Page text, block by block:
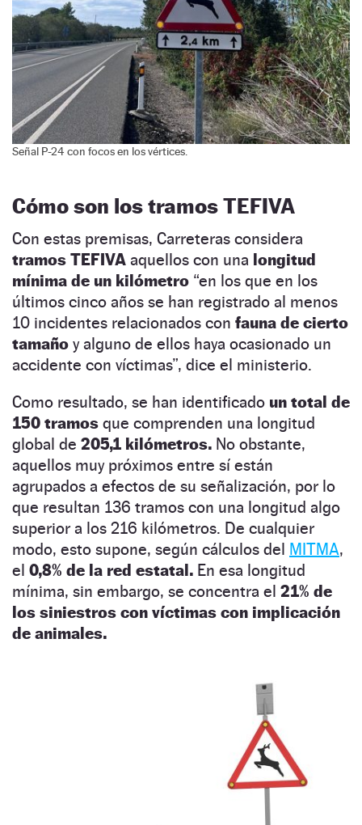
Señal P-24 con focos en los vértices.
Cómo son los tramos TEFIVA
Con estas premisas, Carreteras considera
tramos TEFIVA aquellos con una longitud
mínima de un kilómetro “en los que en los
últimos cinco años se han registrado al menos
10 incidentes relacionados con fauna de cierto
tamaño y alguno de ellos haya ocasionado un
accidente con víctimas”, dice el ministerio.
Como resultado, se han identificado un total de
150 tramos que comprenden una longitud
global de 205,1 kilómetros. No obstante,
aquellos muy próximos entre sí están
agrupados a efectos de su señalización, por lo
que resultan 136 tramos con una longitud algo
superior a los 216 kilómetros. De cualquier
modo, esto supone, según cálculos del MITMA,
el 0,8% de la red estatal. En esa longitud
mínima, sin embargo, se concentra el 21% de
los siniestros con víctimas con implicación
de animales.